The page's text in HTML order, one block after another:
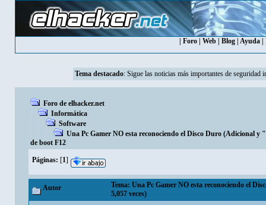
Foro| Web| Blog| Ayuda|
Tema destacado: Sigue las noticias más importantes de seguridad
Foro de elhacker.net
Informática
Software
Una Pc Gamer NO esta reconociendo el Disco Duro (Adicional y
de boot F12
Páginas: [1]
Autor
Tema: Una Pc Gamer NO esta reconociendo el
5,057 veces)